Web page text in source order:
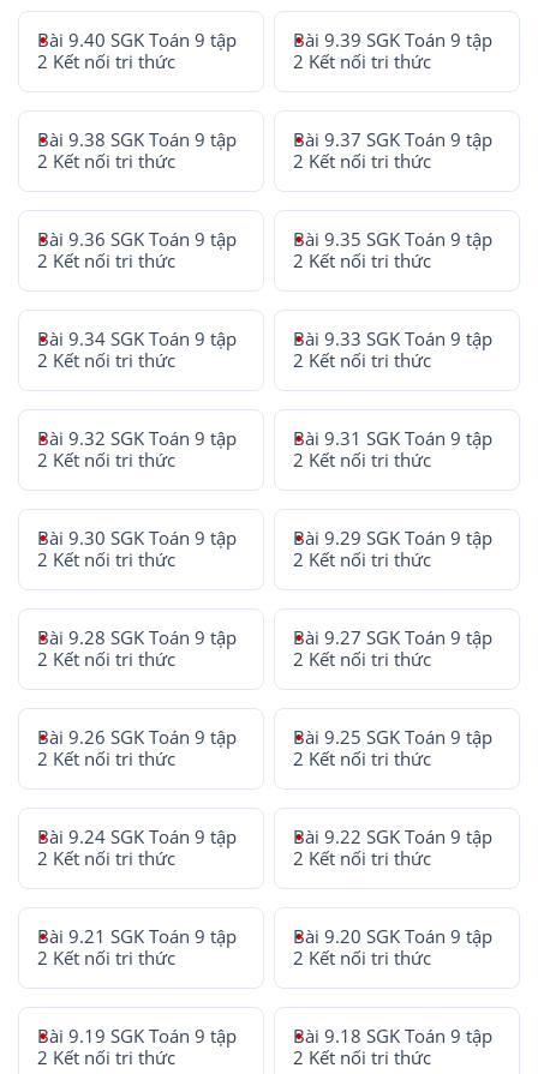
Bài 9.40 SGK Toán 9 tập
2 Kết nối tri thức
Bài 9.39 SGK Toán 9 tập
2 Kết nối tri thức
Bài 9.38 SGK Toán 9 tập
2 Kết nối tri thức
Bài 9.37 SGK Toán 9 tập
2 Kết nối tri thức
Bài 9.36 SGK Toán 9 tập
2 Kết nối tri thức
Bài 9.35 SGK Toán 9 tập
2 Kết nối tri thức
Bài 9.34 SGK Toán 9 tập
2 Kết nối tri thức
Bài 9.33 SGK Toán 9 tập
2 Kết nối tri thức
Bài 9.32 SGK Toán 9 tập
2 Kết nối tri thức
Bài 9.31 SGK Toán 9 tập
2 Kết nối tri thức
Bài 9.30 SGK Toán 9 tập
2 Kết nối tri thức
Bài 9.29 SGK Toán 9 tập
2 Kết nối tri thức
Bài 9.28 SGK Toán 9 tập
2 Kết nối tri thức
Bài 9.27 SGK Toán 9 tập
2 Kết nối tri thức
Bài 9.26 SGK Toán 9 tập
2 Kết nối tri thức
Bài 9.25 SGK Toán 9 tập
2 Kết nối tri thức
Bài 9.24 SGK Toán 9 tập
2 Kết nối tri thức
Bài 9.22 SGK Toán 9 tập
2 Kết nối tri thức
Bài 9.21 SGK Toán 9 tập
2 Kết nối tri thức
Bài 9.20 SGK Toán 9 tập
2 Kết nối tri thức
Bài 9.19 SGK Toán 9 tập
2 Kết nối tri thức
Bài 9.18 SGK Toán 9 tập
2 Kết nối tri thức